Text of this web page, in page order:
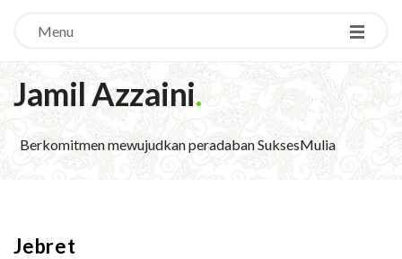
Menu
Jamil Azzaini.
Berkomitmen mewujudkan peradaban SuksesMulia
Jebret